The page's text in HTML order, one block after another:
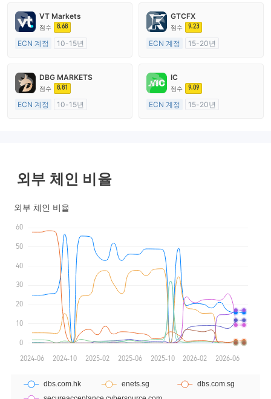
VT Markets
점수 8.68
ECN 계정
10-15년
외환 거래 라이선스 (MM)
마스터 레이블 MT4
GTCFX
점수 9.23
ECN 계정
15-20년
외환 거래 라이선스 (MM)
마스터 레이블 MT4
DBG MARKETS
점수 8.81
ECN 계정
10-15년
IC
점수 9.09
ECN 계정
15-20년
외부 체인 비율